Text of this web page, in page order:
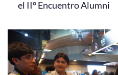
el II° Encuentro Alumni